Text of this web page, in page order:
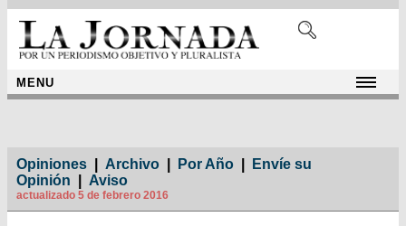
MENU
Opiniones Archivo Por Año
Envíe su
Opinión
Aviso
actualizado 5 de febrero 2016